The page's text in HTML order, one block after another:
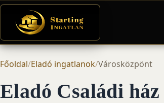
Főoldal/Eladó ingatlanok/Városközpönt
Eladó Családi